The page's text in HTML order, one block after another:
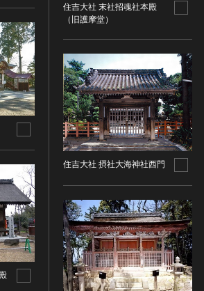
住吉大社 末社招魂社本殿
（旧護摩堂）
住吉大社 摂社大海神社西門
]
国 [朝鮮半島]
国 [朝鮮半島]
]
]
島]
]
]
置を講ずべき無形文化財
化財
化財
化財
置を講ずべき無形の民俗文化財
物群保存地区
示—継承）
示—改変禁止）
示—非営利）
（表示—非営利—継承）
（表示—非営利—改変禁止）
（著作権あり）
- EU ORPHAN WORK（著作権あり-
- EDUCATIONAL USE
著作権あり-教育目的の利用可）
- NONCOMMERCIAL USE
著作権あり-非営利目的の利用可）
検索する
入力情報をクリア
連想検索する
入力情報をクリア